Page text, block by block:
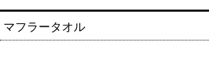
マフラータオル